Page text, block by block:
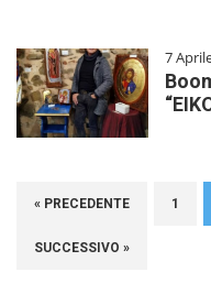
7
« PRECEDENTE 1
SUCCESSIVO »